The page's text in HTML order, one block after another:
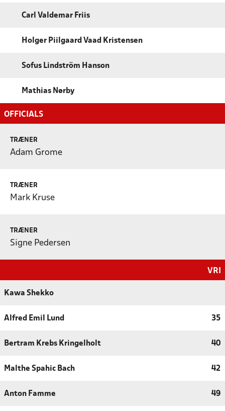
Carl Valdemar Friis
Holger Piilgaard Vaad Kristensen
Sofus Lindström Hanson
Mathias Nørby
OFFICIALS
TRÆNER
Adam Grome
TRÆNER
Mark Kruse
TRÆNER
Signe Pedersen
VRI
Kawa Shekko
Alfred Emil Lund 35
Bertram Krebs Kringelholt 40
Malthe Spahic Bach 42
Anton Famme 49